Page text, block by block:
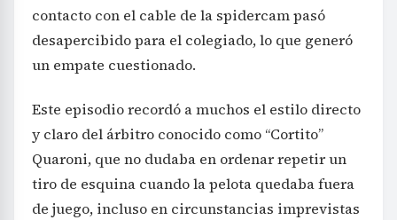
contacto con el cable de la spidercam pasó
desapercibido para el colegiado, lo que generó
un empate cuestionado.
Este episodio recordó a muchos el estilo directo
y claro del árbitro conocido como “Cortito”
Quaroni, que no dudaba en ordenar repetir un
tiro de esquina cuando la pelota quedaba fuera
de juego, incluso en circunstancias imprevistas